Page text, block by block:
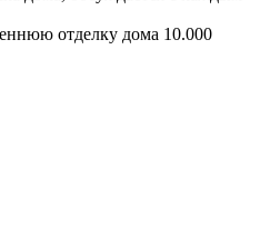
отделку дома 10.000